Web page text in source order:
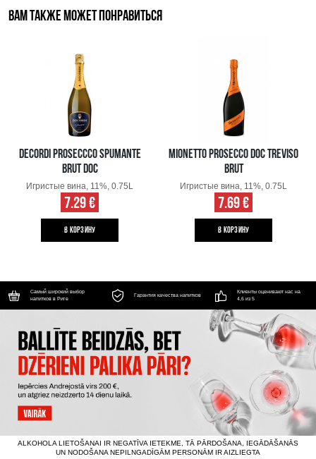
ВАМ ТАКЖЕ МОЖЕТ ПОНРАВИТЬСЯ
DECORDI PROSECCCO SPUMANTE
BRUT DOC
Игристые вина, 11%, 0.75L
7.29 €
B КОРЗИНУ
MIONETTO PROSECCO DOC TREVISO
BRUT
Игристые вина, 11%, 0.75L
7.69 €
B КОРЗИНУ
Самый широкий выбор
напитков в Риге
Гарантия качества напитков
Клиенты оценивают нас на
4,6 из 5
ALKOHOLA LIETOŠANAI IR NEGATĪVA IETEKME, TĀ PĀRDOŠANA, IEGĀDĀŠANĀS
UN NODOŠANA NEPILNGADĪGĀM PERSONĀM IR AIZLIEGTA